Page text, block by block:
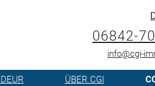
06842-
info@cgi-
ÜBER CGI